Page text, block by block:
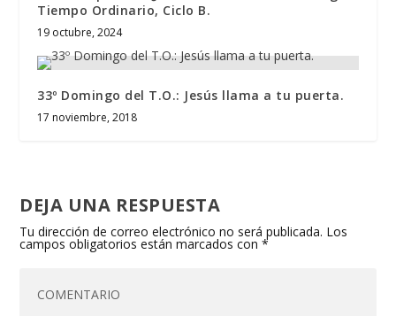
Tiempo Ordinario, Ciclo B.
19 octubre, 2024
33º Domingo del T.O.: Jesús llama a tu puerta.
17 noviembre, 2018
DEJA UNA RESPUESTA
Tu dirección de correo electrónico no será publicada. Los
campos obligatorios están marcados con*